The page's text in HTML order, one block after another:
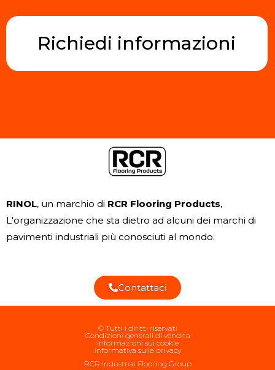
Richiedi informazioni
RINOL, un marchio di RCR Flooring Products,
L'organizzazione che sta dietro ad alcuni dei marchi di
pavimenti industriali più conosciuti al mondo.
Contattaci
© Tutti i diritti riservati
Condizioni generali di vendita
Informazioni sui cookie
Informativa sulla privacy
RCR Industrial Flooring Group